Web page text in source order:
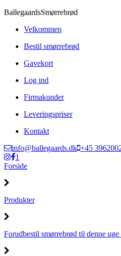
BallegaardsSmørrebrød
Velkommen
Bestil smørrebrød
Gavekort
Log ind
Firmakunder
Leveringspriser
Kontakt
info@ballegaards.dk +45
1
Forside
Produkter
Forudbestil smørrebrød til denne